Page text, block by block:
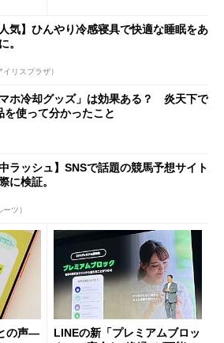
人気】ひんやり冷感寝具で快適な睡眠をあ
。
イリスプラザ）
マホ冷却グッズ」は効果ある？ 炎天下で
を使って分かったこと
中ラッシュ】SNSで話題の競馬予想サイト
に検証。
ツ）
の声―
LINEの新「プレミアムブロッ